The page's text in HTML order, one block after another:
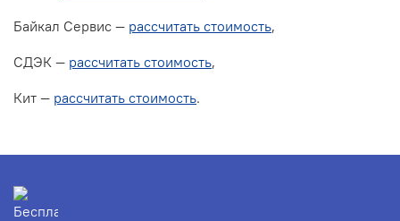
Байкал Сервис — рассчитать стоимость,
СДЭК — рассчитать стоимость,
Кит — рассчитать стоимость.